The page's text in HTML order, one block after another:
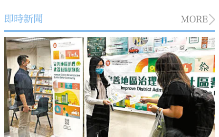
即時新聞 MORE